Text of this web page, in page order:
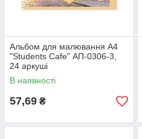
Альбом для малювання А4
"Students Cafe" АП-0306-3,
24 аркуші
В наявності
57,69 ₴